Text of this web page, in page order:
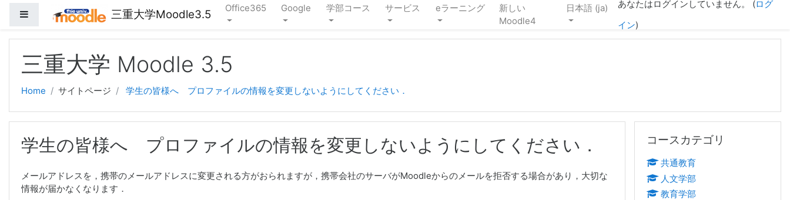
サイドパネル 三重大学Moodle3.5 Office365 Google 学部コース サービス eラーニング
新しい
Moodle4
日本語 ‎(ja)‎ あなたはログインしていません。 (ログ
イン)
三重大学 Moodle 3.5
Home サイトページ 学生の皆様へ プロファイルの情報を変更しないようにしてください．
学生の皆様へ プロファイルの情報を変更しないようにしてください．
メールアドレスを，携帯のメールアドレスに変更される方がおられますが，携帯会社のサーバがMoodleからのメールを拒否する場合があり，大切な
情報が届かなくなります．
コースカテゴリ
共通教育
人文学部
教育学部